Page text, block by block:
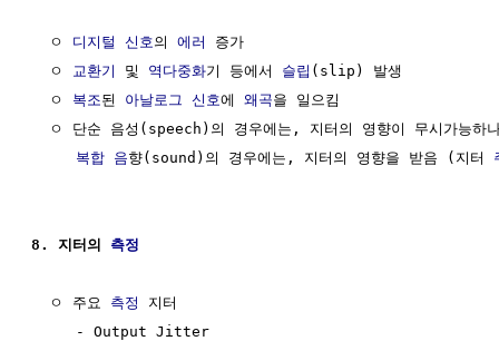
  ㅇ
디지털 신호의 에러
증가
  ㅇ
교환기 및 역다중화기 등에서 슬립 (slip) 발생
  ㅇ
복조된 아날로그 신호에 왜곡을 일으킴
ㅇ 단순 음성(speech)의 경우에는, 지터의 영향이 무시가능하
복합 음향(sound)의 경우에는, 지터의 영향을 받음 (지터
8. 지터의 측정
  ㅇ 주요
측정
지터
     - Output Jitter